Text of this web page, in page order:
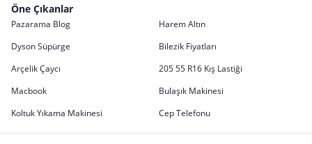
Öne Çıkanlar
Pazarama Blog
Harem Altın
Dyson Süpürge
Bilezik Fiyatları
Arçelik Çaycı
205 55 R16 Kış Lastiği
Macbook
Bulaşık Makinesi
Koltuk Yıkama Makinesi
Cep Telefonu